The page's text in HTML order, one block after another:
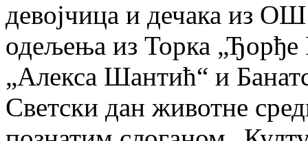
девојчица и дечака из
одељења из Торка
„Алекса Шантић“ и
Светски дан животне